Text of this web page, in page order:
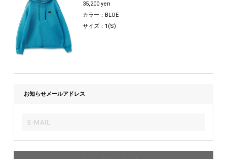
35,200 yen
カラー：BLUE
サイズ：1(S)
お知らせメールアドレス